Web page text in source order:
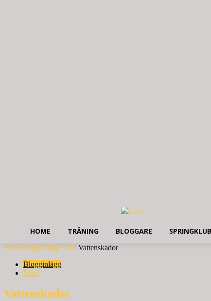
HOME TRÄNING BLOGGARE
Hem Blogginlägg Eskil Vattenskador
Blogginlägg
Eskil
Vattenskador